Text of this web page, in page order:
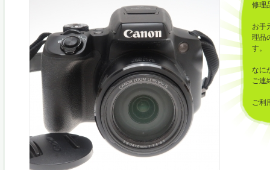
修理
お手
理品
す。
なに
ご連
ご利